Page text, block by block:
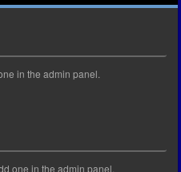
in the admin panel.
one in the admin panel.